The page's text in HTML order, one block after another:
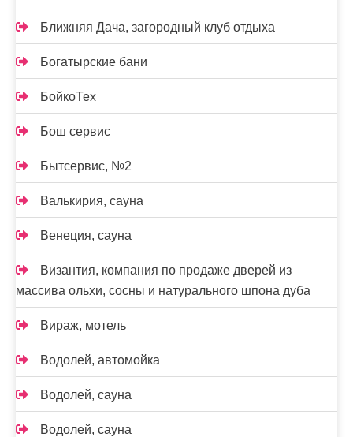
Ближняя Дача, загородный клуб отдыха
Богатырские бани
БойкоТех
Бош сервис
Бытсервис, №2
Валькирия, сауна
Венеция, сауна
Византия, компания по продаже дверей из
массива ольхи, сосны и натурального шпона дуба
Вираж, мотель
Водолей, автомойка
Водолей, сауна
Водолей, сауна